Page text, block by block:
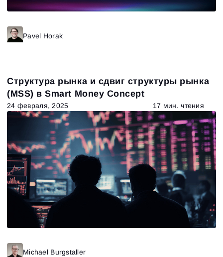
Pavel Horak
Структура рынка и сдвиг структуры рынка
(MSS) в Smart Money Concept
24 февраля, 2025 17 мин. чтения
Michael Burgstaller